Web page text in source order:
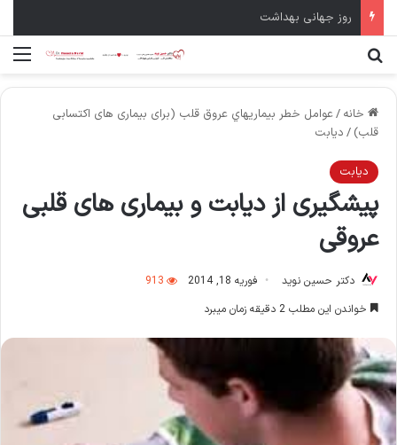
روز جهانی بهداشت
خانه /عوامل خطر بيماريهاي عروق قلب (برای بیماری های اکتسابی
قلب) / ديابت
ديابت
پیشگیری از دیابت و بیماری های قلبی
عروقی
دکتر حسین نوید فوریه 18, 2014
913
خواندن این مطلب 2 دقیقه زمان میبرد